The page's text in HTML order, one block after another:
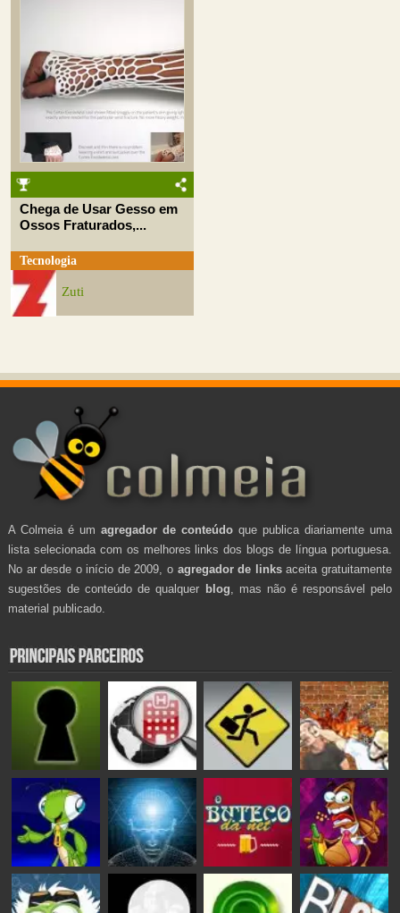
Chega de Usar Gesso em
Ossos Fraturados,...
Tecnologia
Zuti
A Colmeia é um agregador de conteúdo que publica diariamente uma
lista selecionada com os melhores links dos blogs de língua portuguesa.
No ar desde o início de 2009, o agregador de linksaceita gratuitamente
sugestões de conteúdo de qualquer blog , mas não é responsável pelo
material publicado.